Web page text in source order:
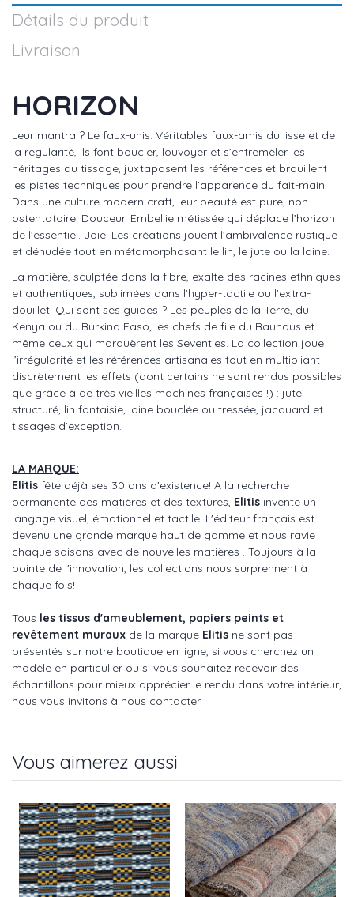
Détails du produit
Livraison
HORIZON
Leur mantra ? Le faux-unis. Véritables faux-amis du lisse et de
la régularité, ils font boucler, louvoyer et s’entremêler les
héritages du tissage, juxtaposent les références et brouillent
les pistes techniques pour prendre l’apparence du fait-main.
Dans une culture modern craft, leur beauté est pure, non
ostentatoire. Douceur. Embellie métissée qui déplace l’horizon
de l’essentiel. Joie. Les créations jouent l’ambivalence rustique
et dénudée tout en métamorphosant le lin, le jute ou la laine.
La matière, sculptée dans la fibre, exalte des racines ethniques
et authentiques, sublimées dans l’hyper-tactile ou l’extra-
douillet. Qui sont ses guides ? Les peuples de la Terre, du
Kenya ou du Burkina Faso, les chefs de file du Bauhaus et
même ceux qui marquèrent les Seventies. La collection joue
l’irrégularité et les références artisanales tout en multipliant
discrètement les effets (dont certains ne sont rendus possibles
que grâce à de très vieilles machines françaises !) : jute
structuré, lin fantaisie, laine bouclée ou tressée, jacquard et
tissages d’exception.
LA MARQUE:
Elitis fête déjà ses 30 ans d'existence! A la recherche
permanente des matières et des textures, Elitis invente un
langage visuel, émotionnel et tactile. L'éditeur français est
devenu une grande marque haut de gamme et nous ravie
chaque saisons avec de nouvelles matières . Toujours à la
pointe de l'innovation, les collections nous surprennent à
chaque fois!
Tous les tissus d'ameublement, papiers peints et
revêtement muraux de la marque Elitis ne sont pas
présentés sur notre boutique en ligne, si vous cherchez un
modèle en particulier ou si vous souhaitez recevoir des
échantillons pour mieux apprécier le rendu dans votre intérieur,
nous vous invitons à nous contacter.
Vous aimerez aussi